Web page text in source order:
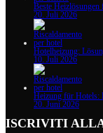
Beste Heizlösungen
20. Juli 2026
Hotelheizung:
10. Juli 2026
Heizung für Hotels:
20. Juni 2026
ISCRIVITI